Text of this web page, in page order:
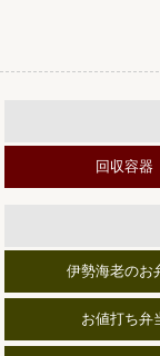
回収容器
伊勢海老のお
お値打ち弁